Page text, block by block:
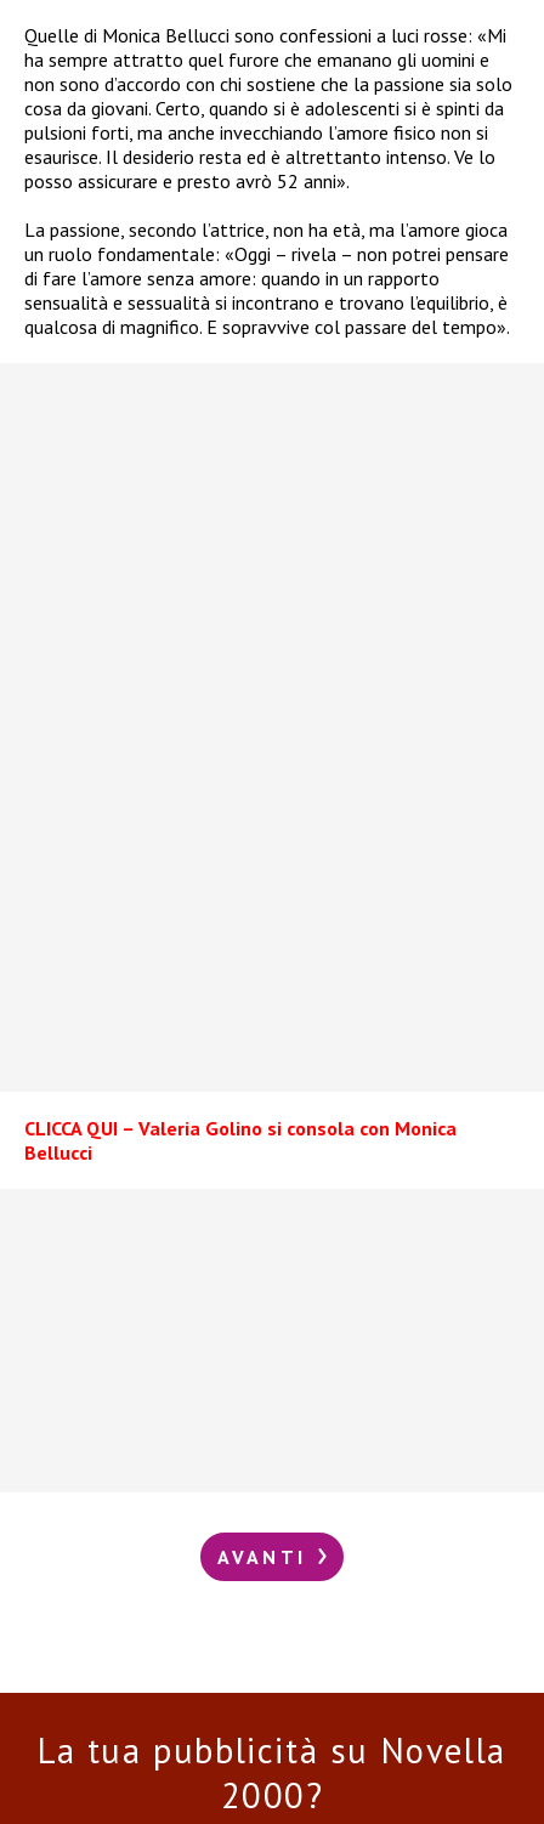
Quelle di Monica Bellucci sono confessioni a luci rosse: «Mi
ha sempre attratto quel furore che emanano gli uomini e
non sono d’accordo con chi sostiene che la passione sia solo
cosa da giovani. Certo, quando si è adolescenti si è spinti da
pulsioni forti, ma anche invecchiando l’amore fisico non si
esaurisce. Il desiderio resta ed è altrettanto intenso. Ve lo
posso assicurare e presto avrò 52 anni».
La passione, secondo l’attrice, non ha età, ma l’amore gioca
un ruolo fondamentale: «Oggi – rivela – non potrei pensare
di fare l’amore senza amore: quando in un rapporto
sensualità e sessualità si incontrano e trovano l’equilibrio, è
qualcosa di magnifico. E sopravvive col passare del tempo».
CLICCA QUI – Valeria Golino si consola con Monica
Bellucci
AVANTI
La tua pubblicità su Novella
2000?